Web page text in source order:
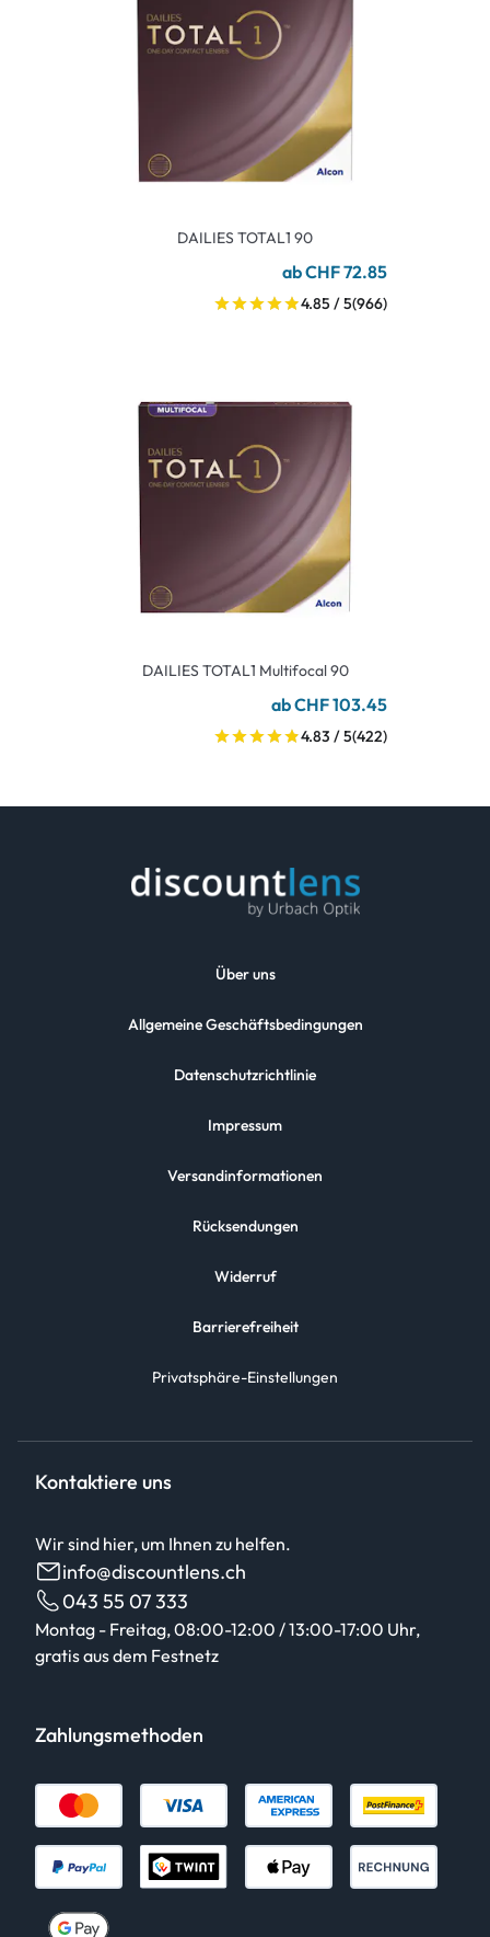
DAILIES TOTAL1 90
ab CHF 72.85
4.85 / 5(966)
DAILIES TOTAL1 Multifocal 90
ab CHF 103.45
4.83 / 5(422)
Über uns
Allgemeine Geschäftsbedingungen
Datenschutzrichtlinie
Impressum
Versandinformationen
Rücksendungen
Widerruf
Barrierefreiheit
Privatsphäre-Einstellungen
Kontaktiere uns
Wir sind hier, um Ihnen zu helfen.
info@discountlens.ch
043 55 07 333
Montag - Freitag, 08:00-12:00 / 13:00-17:00 Uhr,
gratis aus dem Festnetz
Zahlungsmethoden